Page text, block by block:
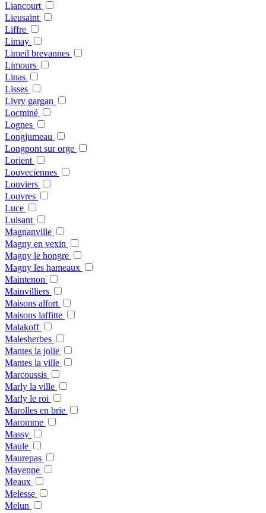
Liancourt
Lieusaint
Liffre
Limay
Limeil brevannes
Limours
Linas
Lisses
Livry gargan
Locminé
Lognes
Longjumeau
Longpont sur orge
Lorient
Louveciennes
Louviers
Louvres
Luce
Luisant
Magnanville
Magny en vexin
Magny le hongre
Magny les hameaux
Maintenon
Mainvilliers
Maisons alfort
Maisons laffitte
Malakoff
Malesherbes
Mantes la jolie
Mantes la ville
Marcoussis
Marly la ville
Marly le roi
Marolles en brie
Maromme
Massy
Maule
Maurepas
Mayenne
Meaux
Melesse
Melun